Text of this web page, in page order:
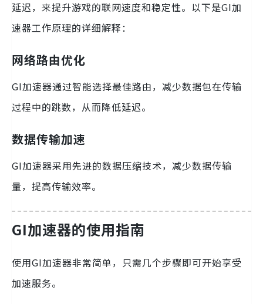
延迟，来提升游戏的联网速度和稳定性。以下是GI加
速器工作原理的详细解释：
网络路由优化
GI加速器通过智能选择最佳路由，减少数据包在传输
过程中的跳数，从而降低延迟。
数据传输加速
GI加速器采用先进的数据压缩技术，减少数据传输
量，提高传输效率。
GI加速器的使用指南
使用GI加速器非常简单，只需几个步骤即可开始享受
加速服务。